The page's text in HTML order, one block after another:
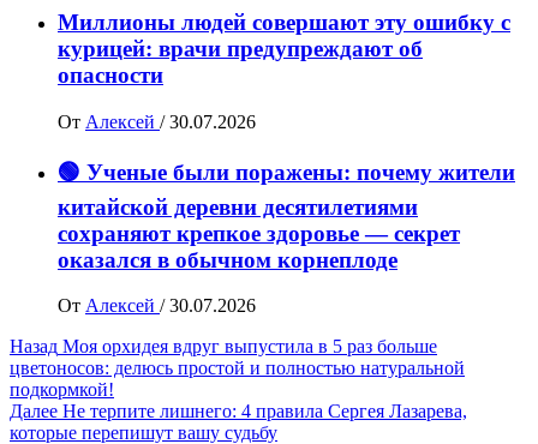
Миллионы людей совершают эту ошибку с
курицей: врачи предупреждают об
опасности
От Алексей / 30.07.2026
🟢 Ученые были поражены: почему жители
китайской деревни десятилетиями
сохраняют крепкое здоровье — секрет
оказался в обычном корнеплоде
От Алексей / 30.07.2026
Навигация
записи
Назад Моя орхидея вдруг выпустила в 5 раз больше
цветоносов: делюсь простой и полностью натуральной
подкормкой!
Далее Не терпите лишнего: 4 правила Сергея Лазарева,
которые перепишут вашу судьбу